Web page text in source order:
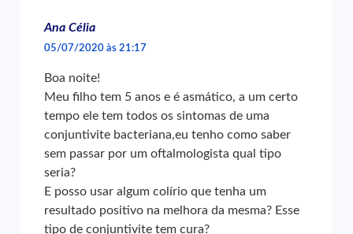
Ana Célia
05/07/2020 às 21:17
Boa noite!
Meu filho tem 5 anos e é asmático, a um certo
tempo ele tem todos os sintomas de uma
conjuntivite bacteriana,eu tenho como saber
sem passar por um oftalmologista qual tipo
seria?
E posso usar algum colírio que tenha um
resultado positivo na melhora da mesma? Esse
tipo de conjuntivite tem cura?